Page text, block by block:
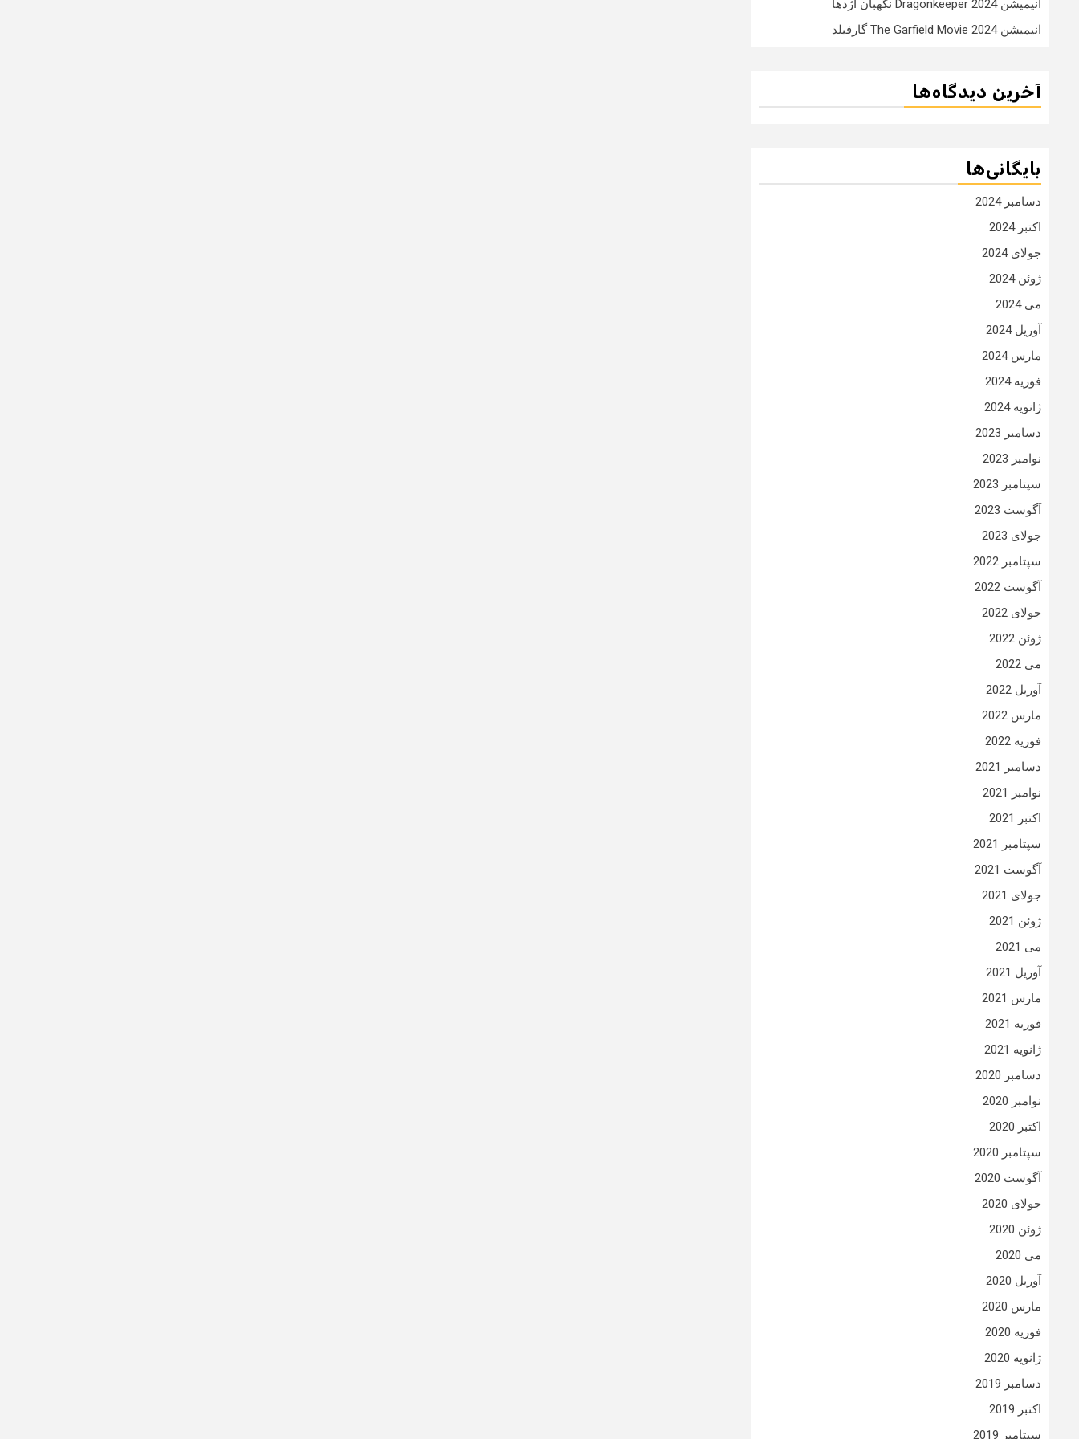
انیمیشن Dragonkeeper 2024 نگهبان اژدها
انیمیشن The Garfield Movie 2024 گارفیلد
آخرین دیدگاه‌ها
بایگانی‌ها
دسامبر 2024
اکتبر 2024
جولای 2024
ژوئن 2024
می 2024
آوریل 2024
مارس 2024
فوریه 2024
ژانویه 2024
دسامبر 2023
نوامبر 2023
سپتامبر 2023
آگوست 2023
جولای 2023
سپتامبر 2022
آگوست 2022
جولای 2022
ژوئن 2022
می 2022
آوریل 2022
مارس 2022
فوریه 2022
دسامبر 2021
نوامبر 2021
اکتبر 2021
سپتامبر 2021
آگوست 2021
جولای 2021
ژوئن 2021
می 2021
آوریل 2021
مارس 2021
فوریه 2021
ژانویه 2021
دسامبر 2020
نوامبر 2020
اکتبر 2020
سپتامبر 2020
آگوست 2020
جولای 2020
ژوئن 2020
می 2020
آوریل 2020
مارس 2020
فوریه 2020
ژانویه 2020
دسامبر 2019
اکتبر 2019
سپتامبر 2019